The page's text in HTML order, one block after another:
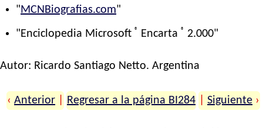
"MCNBiografias.com"
"Enciclopedia Microsoft ® Encarta ® 2.000"
Autor: Ricardo Santiago Netto. Argentina
‹ Anterior Regresar a la página BI284 Siguiente ›